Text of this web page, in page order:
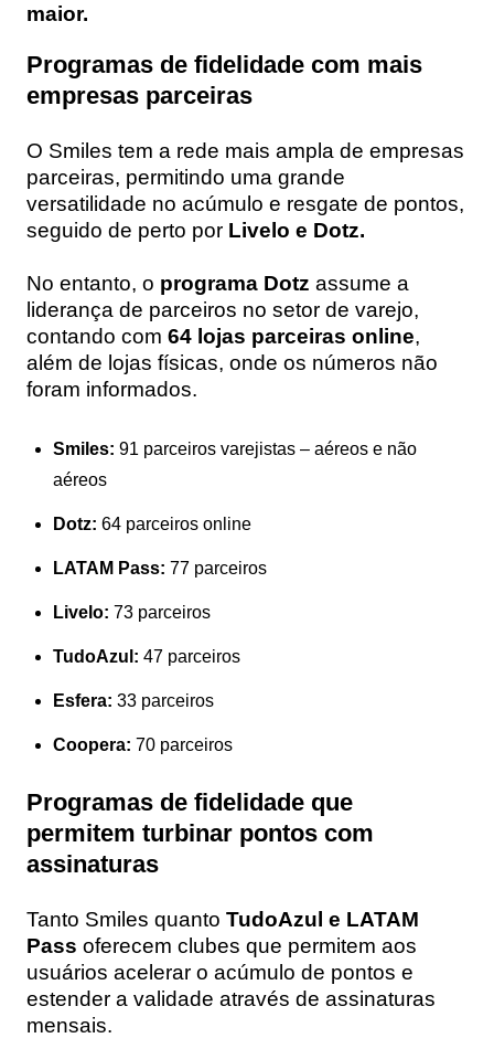
maior.
Programas de fidelidade com mais
empresas parceiras
O Smiles tem a rede mais ampla de empresas
parceiras, permitindo uma grande
versatilidade no acúmulo e resgate de pontos,
seguido de perto por Livelo e Dotz.
No entanto, o programa Dotz assume a
liderança de parceiros no setor de varejo,
contando com 64 lojas parceiras online,
além de lojas físicas, onde os números não
foram informados.
Smiles: 91 parceiros varejistas – aéreos e não
aéreos
Dotz: 64 parceiros online
LATAM Pass: 77 parceiros
Livelo: 73 parceiros
TudoAzul: 47 parceiros
Esfera: 33 parceiros
Coopera: 70 parceiros
Programas de fidelidade que
permitem turbinar pontos com
assinaturas
Tanto Smiles quanto TudoAzul e LATAM
Pass oferecem clubes que permitem aos
usuários acelerar o acúmulo de pontos e
estender a validade através de assinaturas
mensais.